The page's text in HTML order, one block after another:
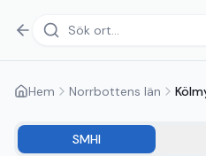
Hem Norrbottens län
SMHI